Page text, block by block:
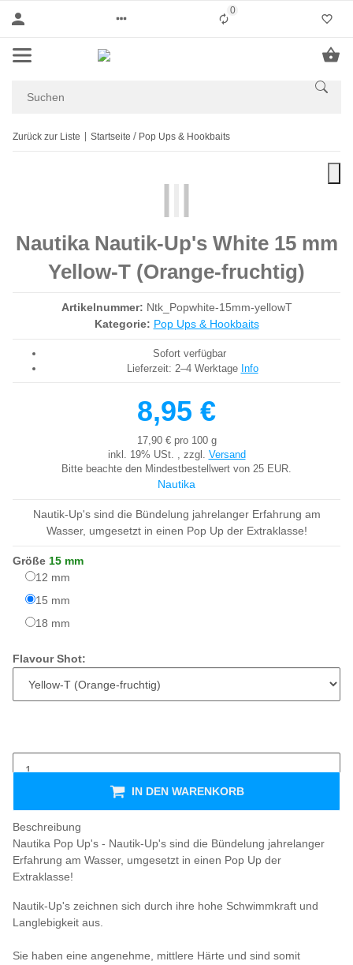
0Liste ist leer
Zurück zur Liste Startseite Pop Ups & Hookbaits
Nautika Nautik-Up's White 15 mm
Yellow-T (Orange-fruchtig)
Artikelnummer: Ntk_Popwhite-15mm-yellowT
Kategorie: Pop Ups & Hookbaits
Sofort verfügbar
Lieferzeit: 2–4 Werktage Info
8,95 €
17,90 € pro 100 g
inkl. 19% USt. , zzgl. Versand
Bitte beachte den Mindestbestellwert von 25 EUR.
Nautika
Nautik-Up's sind die Bündelung jahrelanger Erfahrung am
Wasser, umgesetzt in einen Pop Up der Extraklasse!
Größe 15 mm
12 mm
15 mm
18 mm
Flavour Shot:
IN DEN WARENKORB
Beschreibung
Nautika Pop Up's - Nautik-Up's sind die Bündelung jahrelanger
Erfahrung am Wasser, umgesetzt in einen Pop Up der
Extraklasse!
Nautik-Up's zeichnen sich durch ihre hohe Schwimmkraft und
Langlebigkeit aus.
Sie haben eine angenehme, mittlere Härte und sind somit